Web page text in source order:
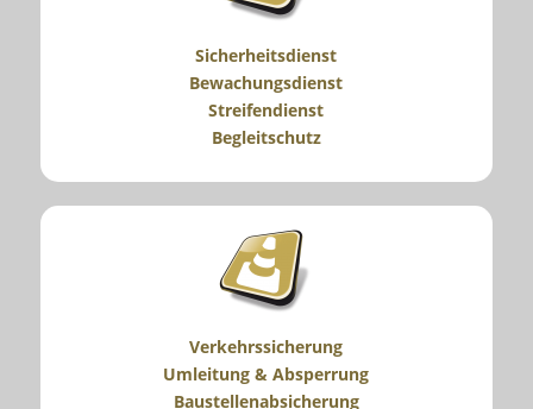
Sicherheitsdienst
Bewachungsdienst
Streifendienst
Begleitschutz
Verkehrssicherung
Umleitung & Absperrung
Baustellenabsicherung